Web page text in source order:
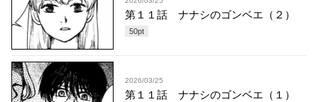
第１１話 ナナシのゴンベエ（２）
50pt
2026/03/25
第１１話 ナナシのゴンベエ（１）